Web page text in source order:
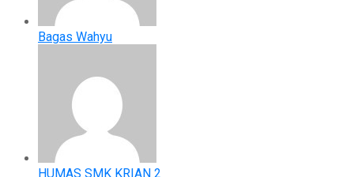
Bagas Wahyu
HUMAS SMK KRIAN 2